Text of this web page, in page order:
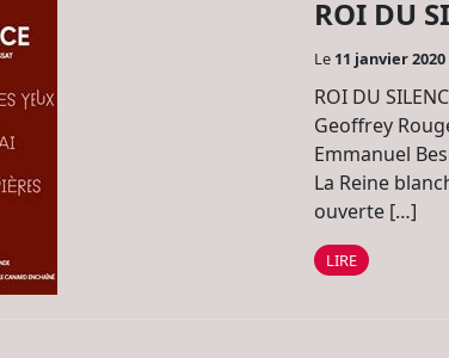
ROI DU
Le 11 janvier 2020
ROI DU
Geoffrey
Emmanuel
La Reine
ouverte […]
LIRE